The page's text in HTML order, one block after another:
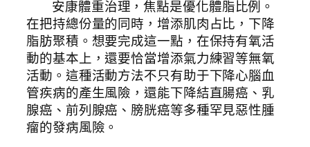
安康體重治理，焦點是優化體脂比例。
在把持總份量的同時，增添肌肉占比，下降
脂肪聚積。想要完成這一點，在保持有氧活
動的基本上，還要恰當增添氣力練習等無氧
活動。這種活動方法不只有助于下降心腦血
管疾病的產生風險，還能下降結直腸癌、乳
腺癌、前列腺癌、膀胱癌等多種罕見惡性腫
瘤的發病風險。